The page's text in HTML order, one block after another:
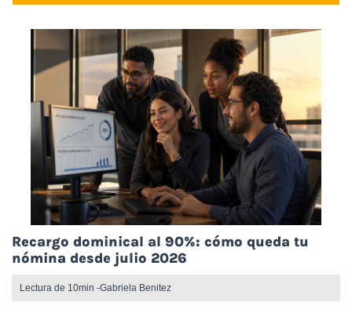
Recargo dominical al 90%: cómo queda tu
nómina desde julio 2026
Gabriela Benitez
Lectura de 10min -